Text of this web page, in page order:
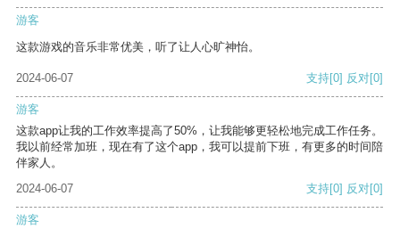
游客
这款游戏的音乐非常优美，听了让人心旷神怡。
2024-06-07 支持[0] 反对[0]
游客
这款app让我的工作效率提高了50%，让我能够更轻松地完成工作任务。
我以前经常加班，现在有了这个app，我可以提前下班，有更多的时间陪
伴家人。
2024-06-07
支持[0] 反对[0]
游客